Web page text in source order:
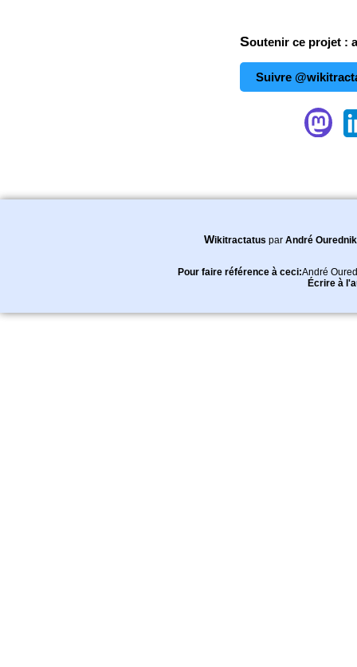
Soutenir ce projet :
Suivre
Wikitractatus par André Ourednik
Pour faire référence à ceci:André
Écrire à